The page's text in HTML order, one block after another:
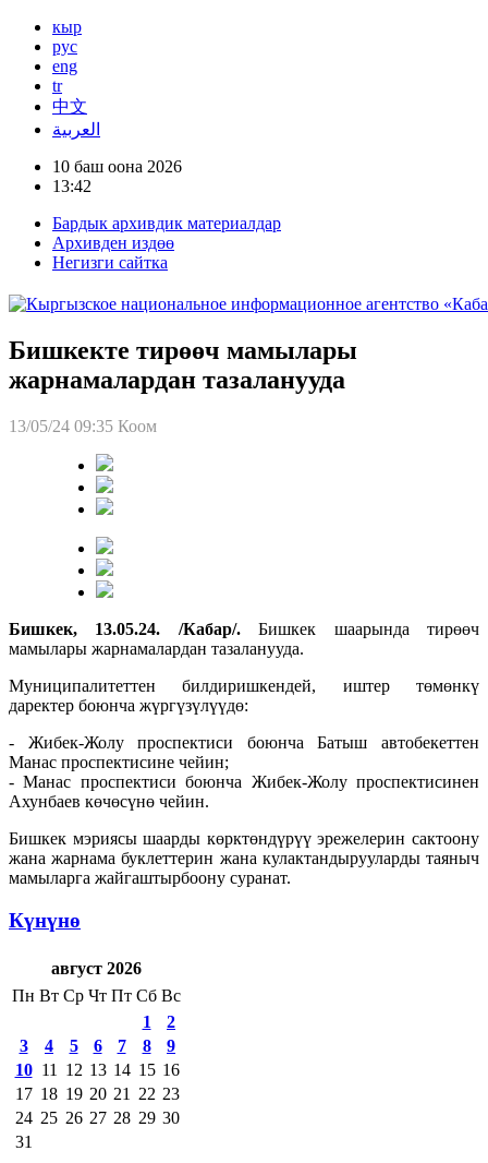
кыр
рус
eng
tr
中文
العربية
10 баш оона 2026
13:42
Бардык архивдик материалдар
Архивден издөө
Негизги сайтка
Бишкекте тирөөч мамылары
жарнамалардан тазаланууда
13/05/24 09:35 Коом
Бишкек, 13.05.24. /Кабар/.Бишкек шаарында тирөөч
мамылары жарнамалардан тазаланууда.
Муниципалитеттен билдиришкендей, иштер төмөнкү
даректер боюнча жүргүзүлүүдө:
- Жибек-Жолу проспектиси боюнча Батыш автобекеттен
Манас проспектисине чейин;
- Манас проспектиси боюнча Жибек-Жолу проспектисинен
Ахунбаев көчөсүнө чейин.
Бишкек мэриясы шаарды көрктөндүрүү эрежелерин сактоону
жана жарнама буклеттерин жана кулактандырууларды таяныч
мамыларга жайгаштырбоону суранат.
Күнүнө
август 2026
Пн Вт Ср Чт Пт Сб Вс
1
2
3
4 5 6 7 8
9
10 11 12 13 14 15 16
17 18 19 20 21 22 23
24 25 26 27 28 29 30
31